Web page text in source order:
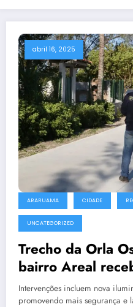
abril 16, 2025
ARARUAMA CIDADE
UNCATEGORIZED
Trecho da Orla
bairro Areal recebe melhorias na
infraestrutura
Intervenções incluem nova
promovendo mais segurança